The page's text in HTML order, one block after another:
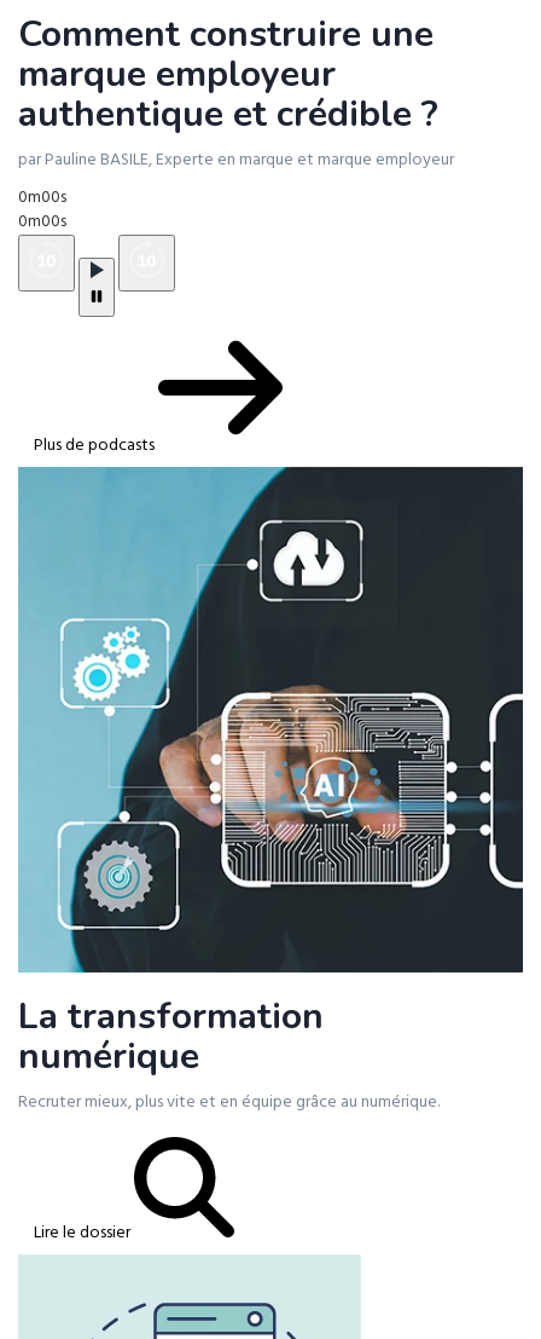
Comment construire une
marque employeur
authentique et crédible ?
par Pauline BASILE, Experte en marque et marque employeur
0m00s
0m00s
Plus de podcasts
La transformation
numérique
Recruter mieux, plus vite et en équipe grâce au numérique.
Lire le dossier